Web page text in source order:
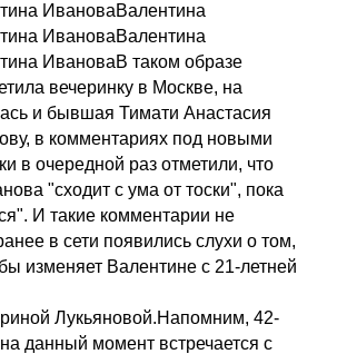
ИвановаВалентина
ИвановаВалентина
ИвановаВ таком образе
вечеринку в Москве, на
и бывшая Тимати Анастасия
в комментариях под новыми
в очередной раз отметили, что
"сходит с ума от тоски", пока
И такие комментарии не
в сети появились слухи о том,
изменяет Валентине с 21-летней
Лукьяновой.Напомним, 42-
данный момент встречается с